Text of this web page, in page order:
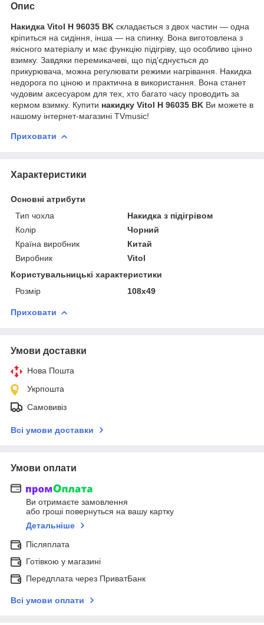
Опис
Накидка Vitol H 96035 BK складається з двох частин ― одна
кріпиться на сидіння інша ― на спинку. Вона виготовлена з
якісного матеріалу и має функцію підігріву, що особливо цінно
взимку. Завдяки перемикачеві що під'єднується до
прикурювача
можна регулювати режими нагрівання
Накидка
недорога по ціною и практична в використання Вона станет
чудовим аксесуаром для тех хто багато часу проводить за
кермом взимку. Купити накидку Vitol H 96035 BK Ви можете в
нашому інтернет-магазині TVmusic!
Приховати
Характеристики
Основні атрибути
Тип чохла
Накидка з підігрівом
Колір
Чорний
Країна виробник
Китай
Виробник
Vitol
Користувальницькі характеристики
Розмір
108х49
Приховати
Умови доставки
Нова Пошта
Укрпошта
Самовивіз
Всі умови доставки
Умови оплати
Ви отримаєте замовлення
або гроші повернуться на вашу картку
Детальніше
Післяплата
Готівкою у магазині
Передплата через ПриватБанк
Всі умови оплати